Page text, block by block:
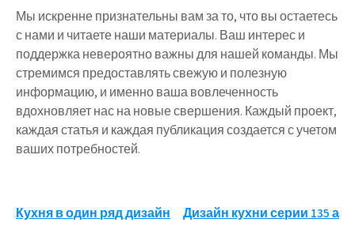
Мы искренне признательны вам за то, что вы остаетесь
с нами и читаете наши материалы. Ваш интерес и
поддержка невероятно важны для нашей команды. Мы
стремимся предоставлять свежую и полезную
информацию, и именно ваша вовлеченность
вдохновляет нас на новые свершения. Каждый проект,
каждая статья и каждая публикация создается с учетом
ваших потребностей.
Навигация
Кухня в один ряд дизайн Дизайн кухни серии 135 а